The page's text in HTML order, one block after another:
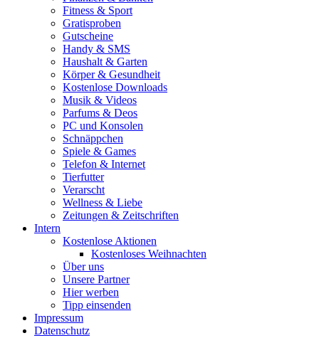
Fitness & Sport
Gratisproben
Gutscheine
Handy & SMS
Haushalt & Garten
Körper & Gesundheit
Kostenlose Downloads
Musik & Videos
Parfums & Deos
PC und Konsolen
Schnäppchen
Spiele & Games
Telefon & Internet
Tierfutter
Verarscht
Wellness & Liebe
Zeitungen & Zeitschriften
Intern
Kostenlose Aktionen
Kostenloses Weihnachten
Über uns
Unsere Partner
Hier werben
Tipp einsenden
Impressum
Datenschutz